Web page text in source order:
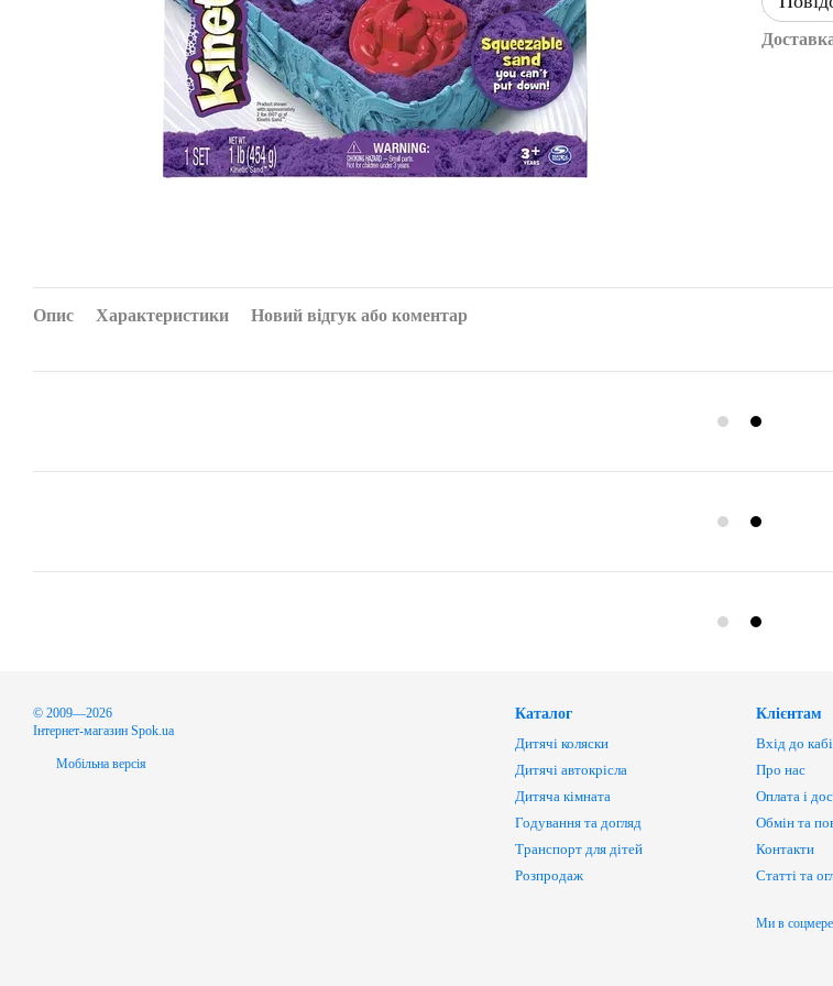
Опис Характеристики Новий відгук або коментар
© 2009—2026
Інтернет-магазин Spok.ua
Мобільна версія
Каталог
Дитячі коляски
Дитячі автокрісла
Дитяча кімната
Годування та догляд
Транспорт для дітей
Розпродаж
Клієнтам
Вхід до
Про нас
Оплата і
Обмін та
Контакти
Статті та
Ми в